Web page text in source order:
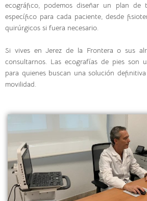
ecográfico, podemos diseñar un plan de
específico para cada paciente, desde
quirúrgicos si fuera necesario.
Si vives en Jerez de la Frontera o sus
consultarnos. Las ecografías de pies son
para quienes buscan una solución
movilidad.